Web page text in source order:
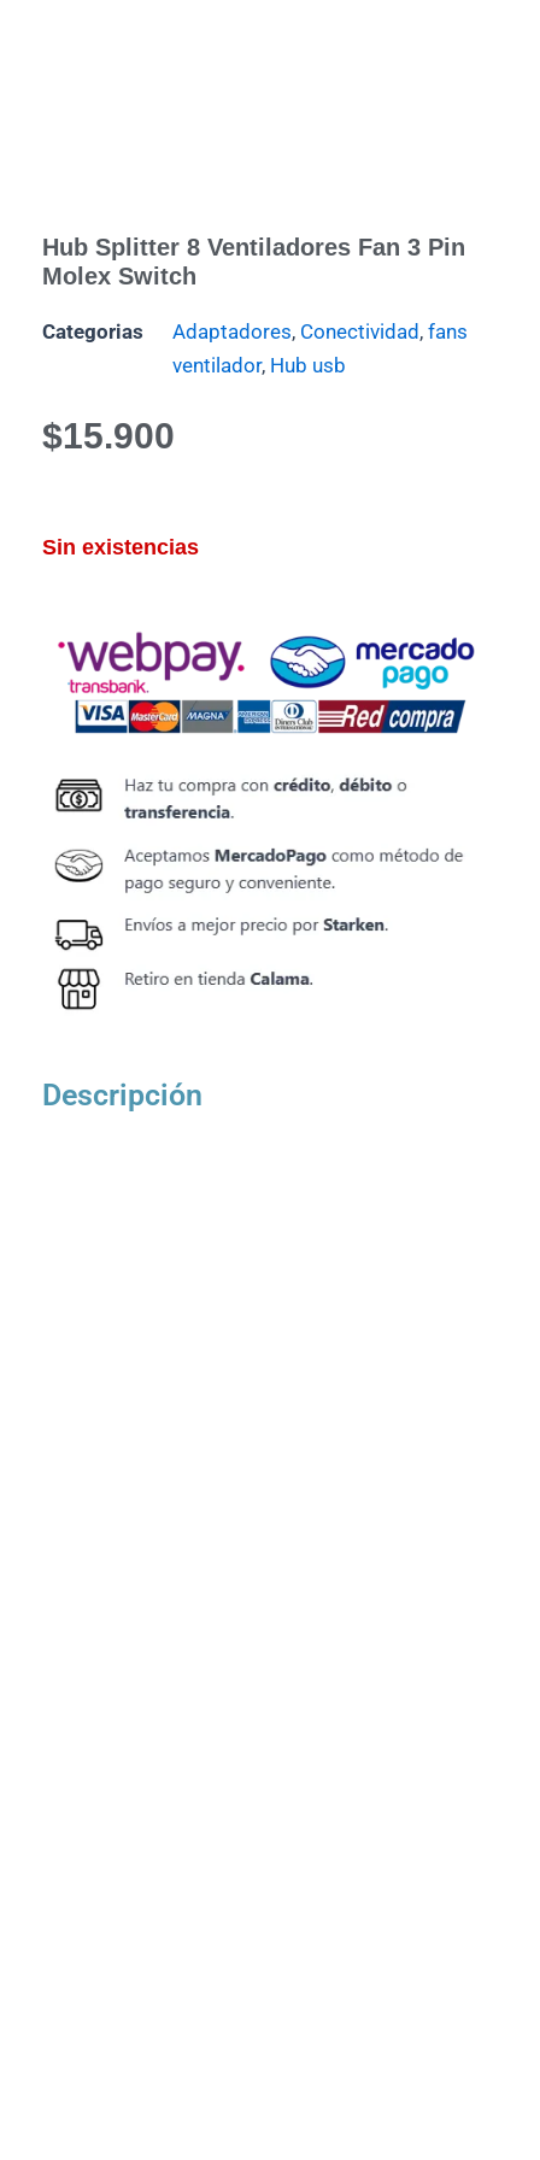
Hub Splitter 8 Ventiladores Fan 3 Pin
Molex Switch
Categorias Adaptadores, Conectividad , fans
ventilador, Hub usb
$15.900
Sin existencias
Descripción